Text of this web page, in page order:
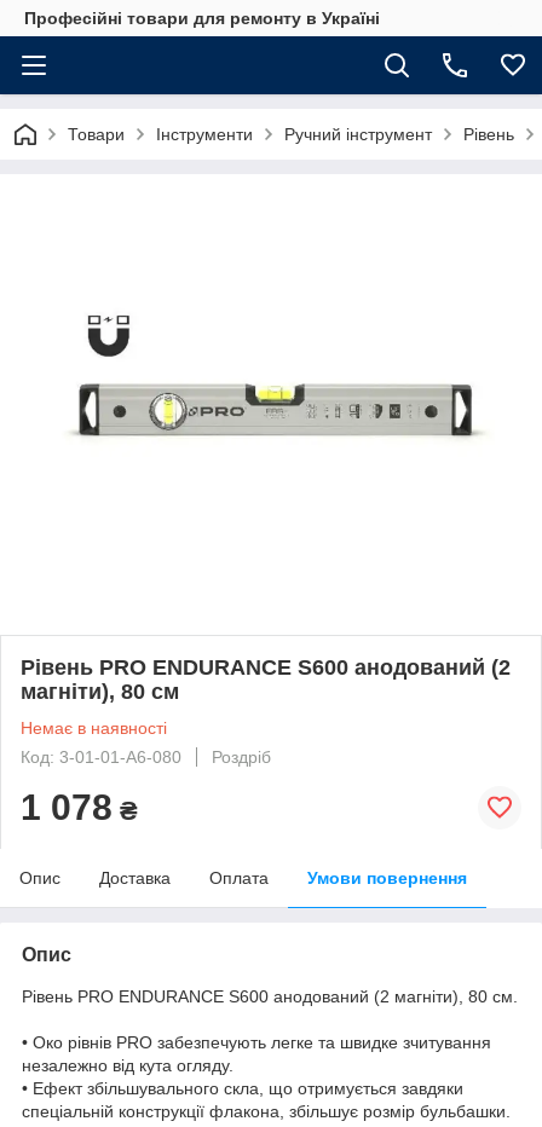
Професійні товари для ремонту в Україні
Товари Інструменти Ручний інструмент Рівень
Рівень PRO ENDURANCE S600 анодований (2
магніти), 80 см
Немає в наявності
Код: 3-01-01-A6-080
Роздріб
1 078 ₴
Опис Доставка Оплата Умови повернення
Опис
Рівень PRO ENDURANCE S600 анодований (2 магніти), 80 см.
• Око рівнів PRO забезпечують легке та швидке зчитування
незалежно від кута огляду.
• Ефект збільшувального скла, що отримується завдяки
спеціальній конструкції флакона, збільшує розмір бульбашки.